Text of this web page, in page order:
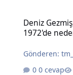
Deniz
1972'de
Gönderen:
0 cevap